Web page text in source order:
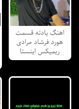
اهنگ یادته قسمت
هورد فرشاد مرادی
ریمیکس اینستا